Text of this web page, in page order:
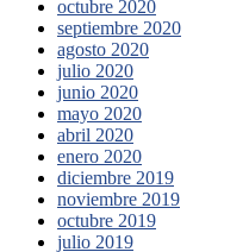
octubre 2020
septiembre 2020
agosto 2020
julio 2020
junio 2020
mayo 2020
abril 2020
enero 2020
diciembre 2019
noviembre 2019
octubre 2019
julio 2019